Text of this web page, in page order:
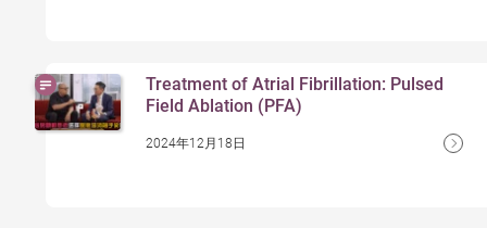
Treatment of Atrial Fibrillation: Pulsed
Field Ablation (PFA)
2024年12月18日